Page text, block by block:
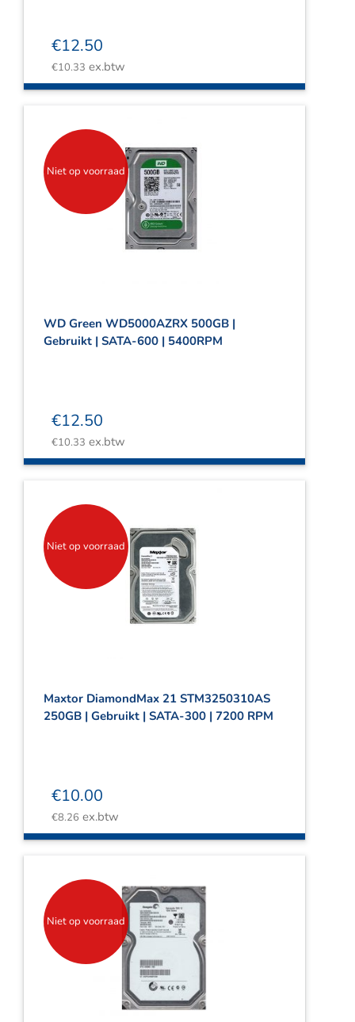
€12.50
€10.33 ex.btw
Niet op voorraad
WD Green WD5000AZRX 500GB |
Gebruikt | SATA-600 | 5400RPM
€12.50
€10.33 ex.btw
Niet op voorraad
Maxtor DiamondMax 21 STM3250310AS
250GB | Gebruikt | SATA-300 | 7200 RPM
€10.00
€8.26 ex.btw
Niet op voorraad